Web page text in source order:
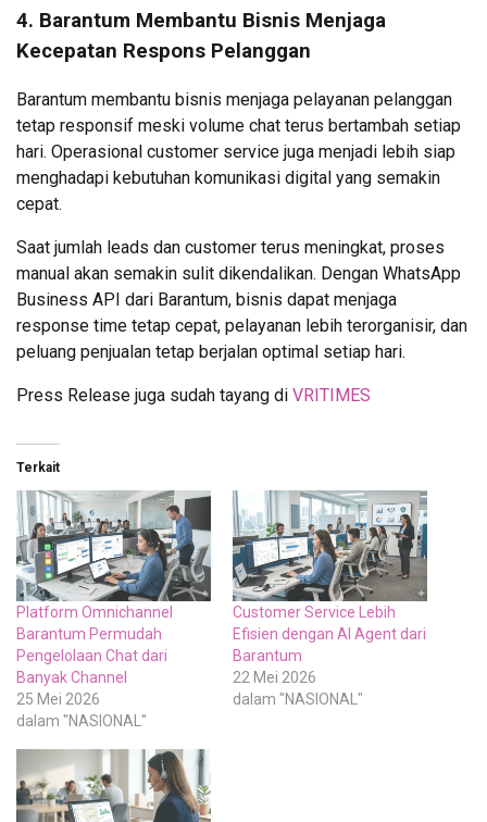
4. Barantum Membantu Bisnis Menjaga
Kecepatan Respons Pelanggan
Barantum membantu bisnis menjaga pelayanan pelanggan
tetap responsif meski volume chat terus bertambah setiap
hari. Operasional customer service juga menjadi lebih siap
menghadapi kebutuhan komunikasi digital yang semakin
cepat.
Saat jumlah leads dan customer terus meningkat, proses
manual akan semakin sulit dikendalikan. Dengan WhatsApp
Business API dari Barantum, bisnis dapat menjaga
response time tetap cepat, pelayanan lebih terorganisir, dan
peluang penjualan tetap berjalan optimal setiap hari.
Press Release juga sudah tayang di VRITIMES
Terkait
Platform Omnichannel
Barantum Permudah
Pengelolaan Chat dari
Banyak Channel
25 Mei 2026
dalam "NASIONAL"
Customer Service Lebih
Efisien dengan AI Agent dari
Barantum
22 Mei 2026
dalam "NASIONAL"